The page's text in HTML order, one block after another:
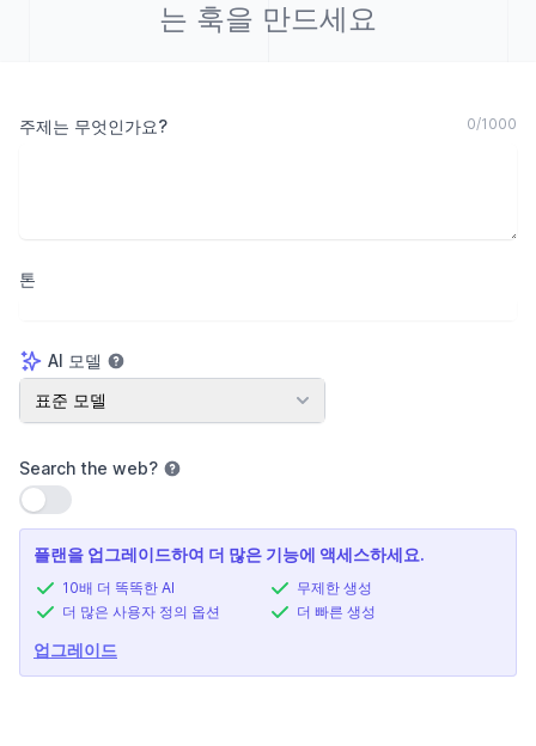
는 훅을 만드세요
주제는 무엇인가요? 0/1000
톤
AI 모델
AI 모델
표준 모델
Search the web?
설정 사용
플랜을 업그레이드하여 더 많은 기능에 액세스하세요.
10배 더 똑똑한 AI
더 많은 사용자 정의 옵션
무제한 생성
더 빠른 생성
업그레이드